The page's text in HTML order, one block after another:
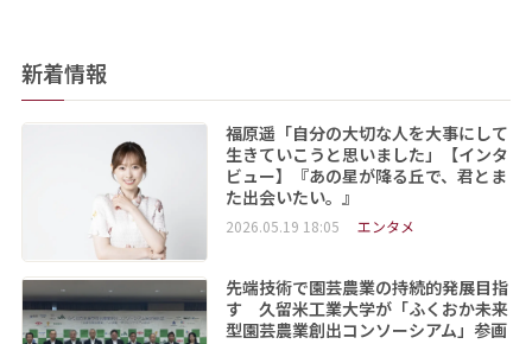
新着情報
福原遥「自分の大切な人を大事にして
生きていこうと思いました」【インタ
ビュー】『あの星が降る丘で、君とま
た出会いたい。』
2026.05.19 18:05 エンタメ
先端技術で園芸農業の持続的発展目指
す 久留米工業大学が「ふくおか未来
型園芸農業創出コンソーシアム」参画